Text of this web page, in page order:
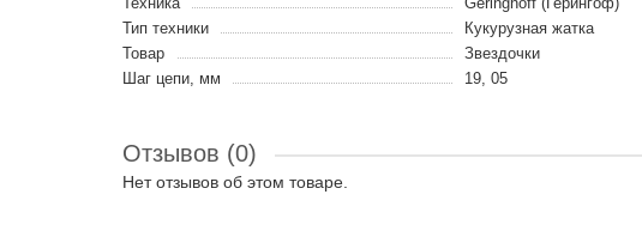
Тип техники
Кукурузная жатка
Товар
Звездочки
Шаг цепи, мм
19, 05
Отзывов (0)
Нет отзывов об этом товаре.